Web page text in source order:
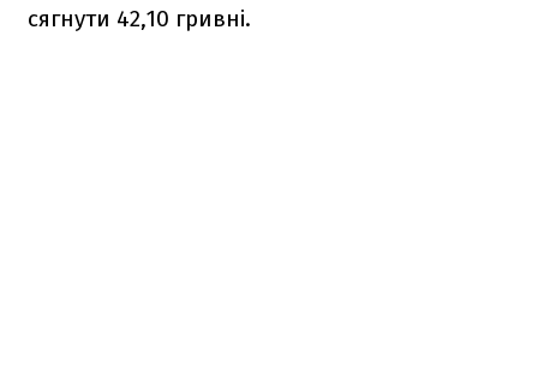
сягнути 42,10 гривні.